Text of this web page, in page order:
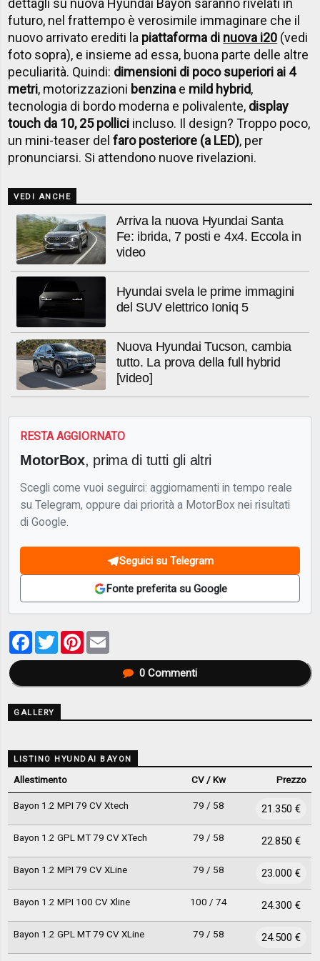
dettagli su nuova Hyundai Bayon saranno rivelati in
futuro, nel frattempo è verosimile immaginare che il
nuovo arrivato erediti la piattaforma di nuova i20 (vedi
foto sopra), e insieme ad essa, buona parte delle altre
peculiarità. Quindi: dimensioni di poco superiori ai 4
metri, motorizzazioni benzina e mild hybrid,
tecnologia di bordo moderna e polivalente, display
touch da 10, 25 pollici incluso. Il design? Troppo poco,
un mini-teaser delfaro posteriore (a LED), per
pronunciarsi. Si attendono nuove rivelazioni.
VEDI ANCHE
Arriva la nuova Hyundai Santa
Fe: ibrida, 7 posti e 4x4. Eccola in
video
Hyundai svela le prime immagini
del SUV elettrico Ioniq 5
Nuova Hyundai Tucson, cambia
tutto. La prova della full hybrid
[video]
RESTA AGGIORNATO
MotorBox, prima di tutti gli altri
Scegli come vuoi seguirci: aggiornamenti in tempo reale
su Telegram, oppure dai priorità a MotorBox nei risultati
di Google.
Seguici su Telegram
Fonte preferita su Google
Facebook
TwitterPinterest
0Commenti
GALLERY
LISTINO HYUNDAI BAYON
Allestimento CV / Kw Prezzo
Bayon 1.2 MPI 79 CV Xtech 79 / 58 21.350 €
Bayon 1.2 GPL MT 79 CV XTech 79 / 58 22.850 €
Bayon 1.2 MPI 79 CV XLine 79 / 58 23.000 €
Bayon 1.2 MPI 100 CV Xline 100 / 74 24.300 €
Bayon 1.2 GPL MT 79 CV XLine 79 / 58 24.500 €